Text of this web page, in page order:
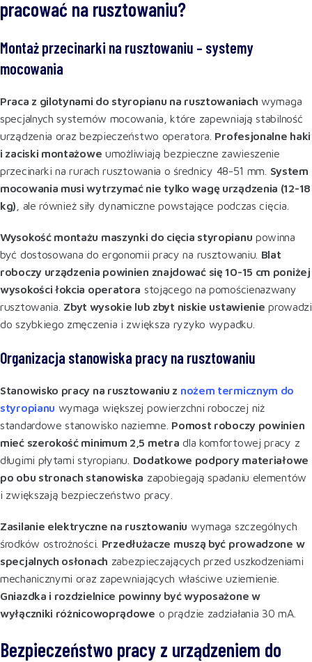
pracować na rusztowaniu?
Montaż przecinarki na rusztowaniu – systemy
mocowania
Praca z gilotynami do styropianu na rusztowaniach wymaga
specjalnych systemów mocowania, które zapewniają stabilność
urządzenia oraz bezpieczeństwo operatora. Profesjonalne haki
i zaciski montażowe umożliwiają bezpieczne zawieszenie
przecinarki na rurach rusztowania o średnicy 48-51 mm. System
mocowania musi wytrzymać nie tylko wagę urządzenia (12-18
kg) , ale również siły dynamiczne powstające podczas cięcia
Wysokość montażu maszynki do cięcia styropianu powinna
być dostosowana do ergonomii pracy na rusztowaniu. Blat
roboczy urządzenia powinien znajdować się 10-15 cm poniżej
wysokości łokcia operatora stojącego na pomościenazwany
rusztowania. Zbyt wysokie lub zbyt niskie ustawienie prowadzi
do szybkiego zmęczenia i zwiększa ryzyko wypadku
Organizacja stanowiska pracy na rusztowaniu
Stanowisko pracy na rusztowaniu z nożem termicznym do
styropianu wymaga większej powierzchni roboczej niż
standardowe stanowisko naziemne. Pomost roboczy powinien
mieć szerokość minimum 2,5 metra dla komfortowej pracy z
długimi płytami styropianu. Dodatkowe podpory materiałowe
po obu stronach stanowiska zapobiegają spadaniu elementów
i zwiększają bezpieczeństwo pracy.
Zasilanie elektryczne na rusztowaniu wymaga szczególnych
środków ostrożności. Przedłużacze muszą być prowadzone w
specjalnych osłonach zabezpieczających przed uszkodzeniami
mechanicznymi oraz zapewniających właściwe uziemienie.
Gniazdka i rozdzielnice powinny być wyposażone w
wyłączniki różnicowoprądowe o prądzie zadziałania 30 mA.
Bezpieczeństwo pracy z urządzeniem do